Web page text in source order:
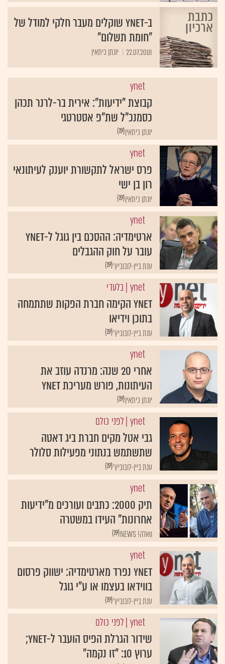
ב-ynet שוקלים מעבר חלקי למודל של
"חומת תשלום"
22.07.2018 יונתן כיתאין
ynet
קבוצת "ידיעות": אירית בר-לרנר תכהן
כסמנכ"ל שת"פ אסטרטגי
{19}יונתן כיתאין
ynet
פרס ישראל לתקשורת יוענק לעיתונאי
רון בן ישי
{19}יונתן כיתאין
ynet
ארטימדיה: ההסכם בין גוגל ל-ynet
עובר על חוק ההגבלים
{19}ענת ביין-לובוביץ'
ynet | בלעדי
ynet הקימה חברת הפקות שתתמחה
בתוכן וידיאו
{19}ענת ביין-לובוביץ'
ynet
אחרי 20 שנה: מרנדה עוזב את
העיתונות, פורש מעריכת ynet
{19}יונתן כיתאין
ynet | לפני כולם
גבי אטל מקים חברת ביג דאטה
שתשתמש בנתוני מפעילות סלולר
{19}ענת ביין-לובוביץ'
ynet
תיק 2000: כתבים ועורכים מ"ידיעות
אחרונות" העידו במשטרה
{19} וואלה! NEWS
ynet
ynet נפרד מארטימדיה: ישווק פרסום
בווידאו בעצמו או ע"י גוגל
{19}ענת ביין-לובוביץ'
ynet | לפני כולם
שידור הגרלת הפיס הועבר ל-ynet;
ערוץ 10: "זו נקמה"